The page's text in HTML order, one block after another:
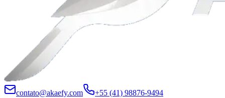
contato@akaefy.com +55 (41) 98876-9494